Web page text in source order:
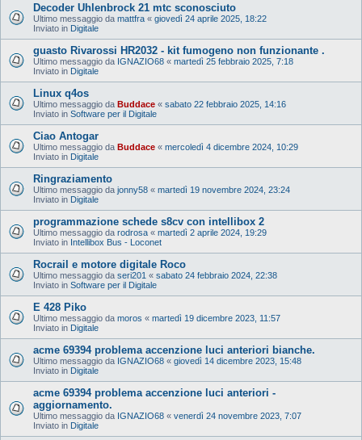
Decoder Uhlenbrock 21 mtc sconosciuto
Ultimo messaggio da mattfra « giovedì 24 aprile 2025, 18:22
Inviato in Digitale
guasto Rivarossi HR2032 - kit fumogeno non funzionante .
Ultimo messaggio da IGNAZIO68 « martedì 25 febbraio 2025, 7:18
Inviato in Digitale
Linux q4os
Ultimo messaggio da Buddace « sabato 22 febbraio 2025, 14:16
Inviato in Software per il Digitale
Ciao Antogar
Ultimo messaggio da Buddace « mercoledì 4 dicembre 2024, 10:29
Inviato in Digitale
Ringraziamento
Ultimo messaggio da jonny58 « martedì 19 novembre 2024, 23:24
Inviato in Digitale
programmazione schede s8cv con intellibox 2
Ultimo messaggio da rodrosa « martedì 2 aprile 2024, 19:29
Inviato in Intellibox Bus - Loconet
Rocrail e motore digitale Roco
Ultimo messaggio da seri201 « sabato 24 febbraio 2024, 22:38
Inviato in Software per il Digitale
E 428 Piko
Ultimo messaggio da moros « martedì 19 dicembre 2023, 11:57
Inviato in Digitale
acme 69394 problema accenzione luci anteriori bianche.
Ultimo messaggio da IGNAZIO68 « giovedì 14 dicembre 2023, 15:48
Inviato in Digitale
acme 69394 problema accenzione luci anteriori -
aggiornamento.
Ultimo messaggio da IGNAZIO68 « venerdì 24 novembre 2023, 7:07
Inviato in Digitale